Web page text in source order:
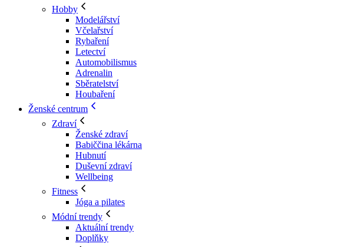
Hobby
Modelářství
Včelařství
Rybaření
Letectví
Automobilismus
Adrenalin
Sběratelství
Houbaření
Ženské centrum
Zdraví
Ženské zdraví
Babiččina lékárna
Hubnutí
Duševní zdraví
Wellbeing
Fitness
Jóga a pilates
Módní trendy
Aktuální trendy
Doplňky